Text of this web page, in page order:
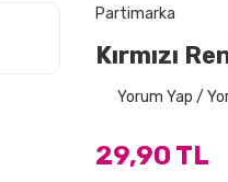
Partimarka
Kırmızı
Yorum Yap /
29,90 TL